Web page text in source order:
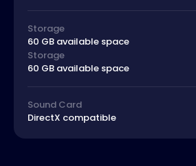
Storage
60 GB available space
Storage
60 GB available space
Sound Card
DirectX compatible